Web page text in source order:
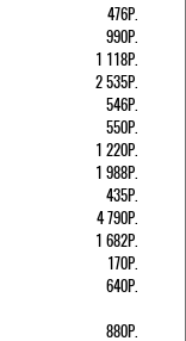
476Р.
990Р.
1 118Р.
2 535Р.
546Р.
550Р.
1 220Р.
1 988Р.
435Р.
4 790Р.
1 682Р.
170Р.
640Р.
880Р.